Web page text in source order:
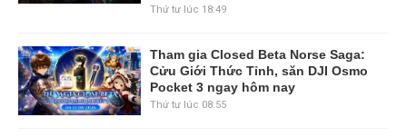
Thứ tư lúc 18:49
Tham gia Closed Beta Norse Saga:
Cửu Giới Thức Tỉnh, săn DJI Osmo
Pocket 3 ngay hôm nay
Thứ tư lúc 08:55